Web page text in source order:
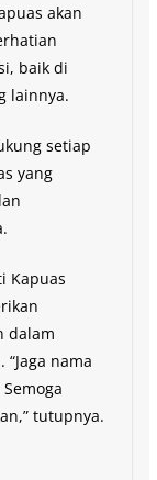
akan
baik di
lainnya.
setiap
yang
Kapuas
dalam
nama
tutupnya.